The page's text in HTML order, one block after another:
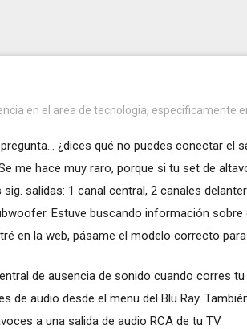
en el area de tecnologia, especificamente
¿dices qué no puedes conectar el
me hace muy raro, porque si tu set de
salidas: 1 canal central, 2 canales
Estuve buscando información sobre
en la web, pásame el modelo correcto
de ausencia de sonido cuando corres
de audio desde el menu del Blu Ray.
a una salida de audio RCA de tu TV.